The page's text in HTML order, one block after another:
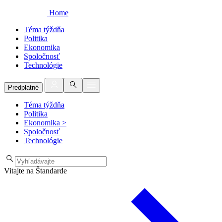
Home
Téma týždňa
Politika
Ekonomika
Spoločnosť
Technológie
Predplatné
Téma týždňa
Politika
Ekonomika >
Spoločnosť
Technológie
Vitajte na Štandarde